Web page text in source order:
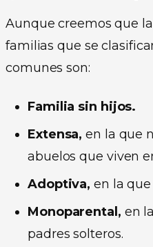
Aunque creemos que
familias que se
comunes son:
Familia sin hijos.
Extensa, en la que
abuelos que viven
Adoptiva, en la
Monoparental, en
padres solteros.